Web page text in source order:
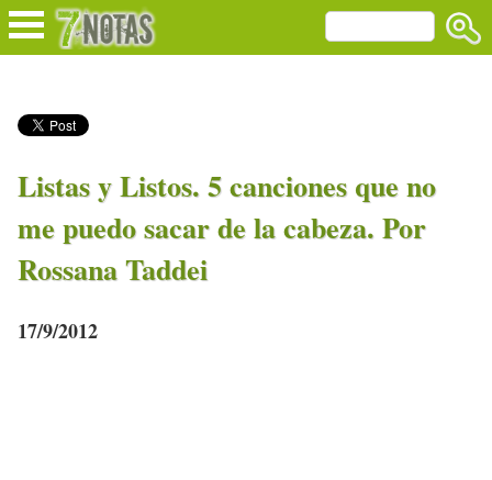
Listas y Listos. 5 canciones que no
me puedo sacar de la cabeza. Por
Rossana Taddei
17/9/2012